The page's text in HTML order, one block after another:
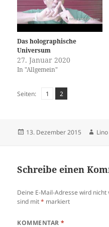
Das holographische
Universum
27. Januar 2020
In "Allgemein"
Seiten: Seite
1 Seite
2
Veröffentlicht
13. Dezember 2015 Autor
Lino
Schreibe einen
Deine E-Mail-Adresse wird
sind mit* markiert
KOMMENTAR*